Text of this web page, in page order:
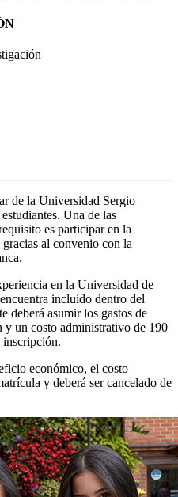
de la Universidad Sergio
Una de las
es participar en la
al convenio con la
en la Universidad de
incluido dentro del
deberá asumir los gastos de
y un costo administrativo de 190
inscripción.
económico, el costo
y deberá ser cancelado de